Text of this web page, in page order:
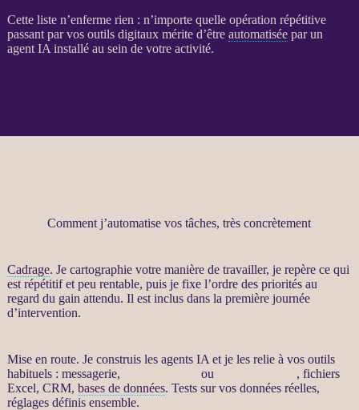
Cette liste n’enferme rien : n’importe quelle opération répétitive
passant par vos outils digitaux mérite d’être automatiséepar un
agent IA installé au sein de votre activité.
Comment j’automatise vos tâches, très concrètement
Cadrage. Je cartographie votre manière de travailler, je repère ce qui
est répétitif et peu rentable, puis je fixe l’ordre des priorités au
regard du gain attendu. Il est inclus dans la première journée
d’intervention.
Mise en route. Je construis les agents IA et je les relie à vos outils
habituels : messagerie,
ou
, fichiers
Excel, CRM, bases de données. Tests sur vos donnéesréelles,
réglages définis ensemble.